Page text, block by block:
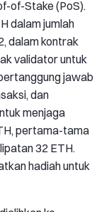
of-Stake (PoS).
dalam jumlah
dalam kontrak
validator untuk
jawab
dan
menjaga
pertama-tama
32 ETH.
hadiah untuk